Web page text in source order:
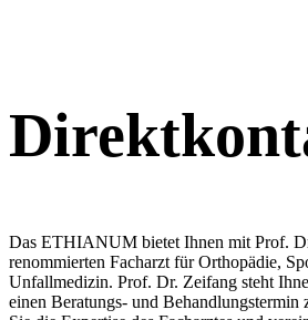
Das ETHIANUM bietet Ihnen mit Prof.
renommierten Facharzt für Orthopädie,
Unfallmedizin. Prof. Dr. Zeifang steht
einen Beratungs- und Behandlungstermin